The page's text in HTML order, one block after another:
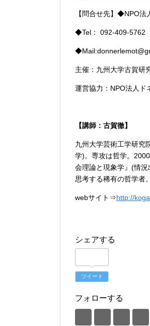
【問合せ先】◆NPO法
◆Tel： 092-409-5762
主催：九州大学古賀研
運営協力：NPO法人ド
【講師：古賀徹】
九州大学芸術工学研究
学)。専攻は哲学。
会理論と現象学』(情
思考する稀有の哲学者。
webサイト⇒http://
シェアする
ツイート
フォローする